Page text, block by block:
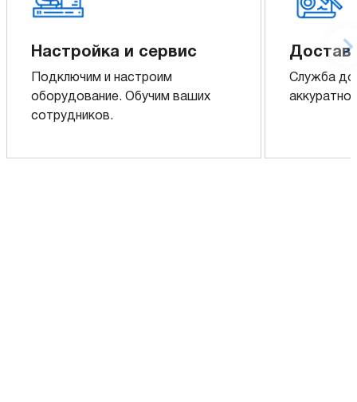
Настройка и сервис
Подключим и настроим
оборудование. Обучим ваших
сотрудников.
Служба
аккуратно